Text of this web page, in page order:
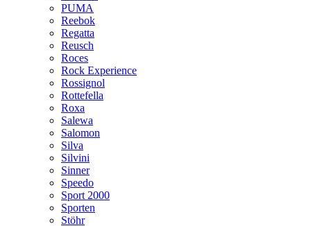
PUMA
Reebok
Regatta
Reusch
Roces
Rock Experience
Rossignol
Rottefella
Roxa
Salewa
Salomon
Silva
Silvini
Sinner
Speedo
Sport 2000
Sporten
Stöhr